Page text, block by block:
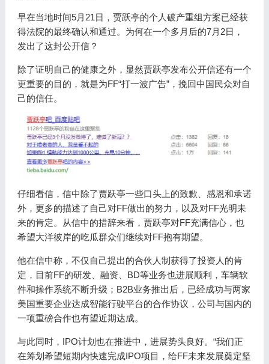
早在当地时间5月21日，贾跃亭的个人破产重组方案已经获
得法院的最终确认和通过。为何在一个多月后的7月2日，
发出了这封公开信？
除了证明自己的健康之外，显然贾跃亭发布公开信还有一个
更重要的目的，就是为FF“打一波广告”，挽回中国民众对自
己的信任。
仔细看信，信中除了贾跃亭一些口头上的致歉、感恩和承诺
外，更多的描述了自己对FF做出的努力，以及对FF光明未
来的肯定。从信中的措辞来看，贾跃亭对FF充满信心，也
希望大洋彼岸的吃瓜群众们继续对FF抱有期望。
他在信中称，不仅自己提出的合伙人制获得了投资人的肯
定，目前FF的研发、融资、BD等业务也进展顺利，车辆软
件和操作系统不断升级；B2B业务推出后，已经成功与两家
美国重要企业达成智能行驶平台的合作协议，公司与国内的
一项重磅合作也有望近期达成。
与此同时，IPO计划也在推进中，进展势头良好。“我们正
在筹划希望短期内快速完成IPO项目，给FF未来发展奠定坚